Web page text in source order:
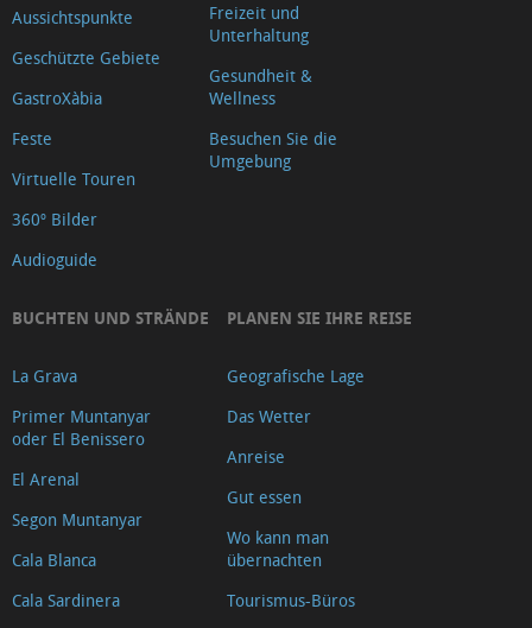
Aussichtspunkte
Geschützte Gebiete
GastroXàbia
Feste
Virtuelle Touren
360º Bilder
Audioguide
Freizeit und
Unterhaltung
Gesundheit &
Wellness
Besuchen Sie die
Umgebung
BUCHTEN UND STRÄNDE
La Grava
Primer Muntanyar
oder El Benissero
El Arenal
Segon Muntanyar
Cala Blanca
Cala Sardinera
PLANEN SIE IHRE REISE
Geografische Lage
Das Wetter
Anreise
Gut essen
Wo kann man
übernachten
Tourismus-Büros